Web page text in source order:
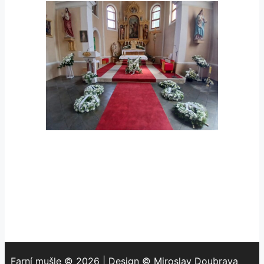
Farní mušle © 2026 | Design © Miroslav Doubrava